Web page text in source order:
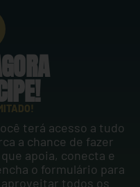
terá acesso a tudo
a chance de fazer
apoia, conecta e
o formulário para
todos os